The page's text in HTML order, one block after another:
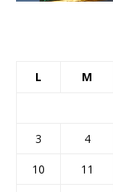
L M
3
4
10
11